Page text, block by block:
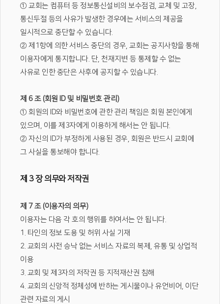
① 교회는 컴퓨터 등 정보통신설비의 보수점검, 교체 및 고장,
통신두절 등의 사유가 발생한 경우에는 서비스의 제공을
일시적으로 중단할 수 있습니다.
② 제1항에 의한 서비스 중단의 경우, 교회는 공지사항을 통해
이용자에게 통지합니다. 단, 천재지변 등 통제할 수 없는
사유로 인한 중단은 사후에 공지할 수 있습니다.
제 6 조 (회원 ID 및 비밀번호 관리)
① 회원의 ID와 비밀번호에 관한 관리 책임은 회원 본인에게
있으며, 이를 제3자에게 이용하게 해서는 안 됩니다.
② 자신의 ID가 부정하게 사용된 경우, 회원은 반드시 교회에
그 사실을 통보해야 합니다.
제 3 장 의무와 저작권
제 7 조 (이용자의 의무)
이용자는 다음 각 호의 행위를 하여서는 안 됩니다.
1. 타인의 정보 도용 및 허위 사실 기재
2. 교회의 사전 승낙 없는 서비스 자료의 복제, 유통 및 상업적
이용
3. 교회 및 제3자의 저작권 등 지적재산권 침해
4. 교회의 신앙적 정체성에 반하는 게시물이나 유언비어, 이단
관련 자료의 게시